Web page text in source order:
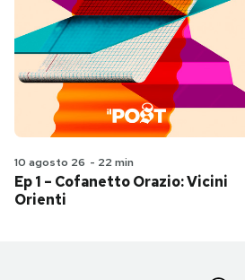
10 agosto 26 - 22 min
Ep 1 – Cofanetto Orazio: Vicini
Orienti